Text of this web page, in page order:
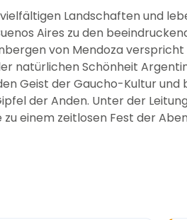
Landschaften und
Aires zu den
von Mendoza
natürlichen Schönheit
Geist der Gaucho-Kultur
der Anden. Unter der
zu einem zeitlosen Fest der